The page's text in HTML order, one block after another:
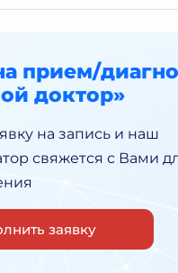
прием/
доктор»
на запись и наш
свяжется с Вами
заявку